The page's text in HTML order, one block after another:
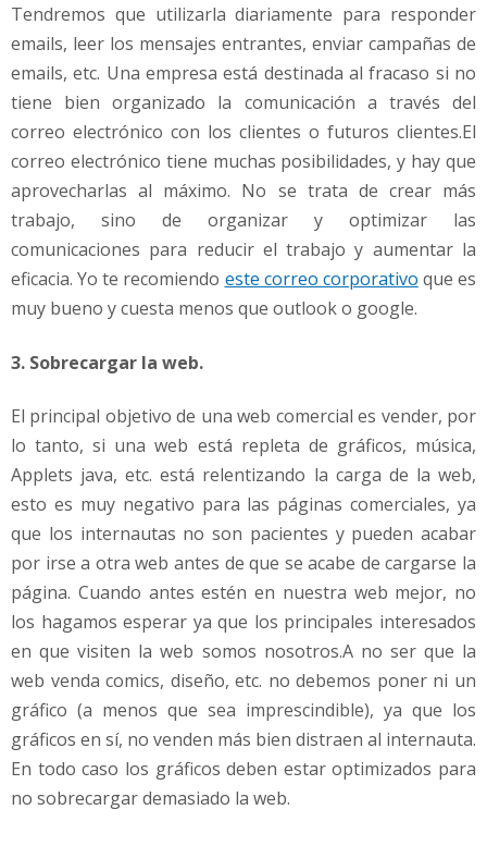
Tendremos que utilizarla diariamente para responder
emails, leer los mensajes entrantes, enviar campañas de
emails, etc. Una empresa está destinada al fracaso si no
tiene bien organizado la comunicación a través del
correo electrónico con los clientes o futuros clientes.El
correo electrónico tiene muchas posibilidades, y hay que
aprovecharlas al máximo. No se trata de crear más
trabajo, sino de organizar y optimizar las
comunicaciones para reducir el trabajo y aumentar la
eficacia. Yo te recomiendo este correo corporativo que es
muy bueno y cuesta menos que outlook o google.
3. Sobrecargar la web.
El principal objetivo de una web comercial es vender, por
lo tanto, si una web está repleta de gráficos, música,
Applets java, etc. está relentizando la carga de la web,
esto es muy negativo para las páginas comerciales, ya
que los internautas no son pacientes y pueden acabar
por irse a otra web antes de que se acabe de cargarse la
página. Cuando antes estén en nuestra web mejor, no
los hagamos esperar ya que los principales interesados
en que visiten la web somos nosotros.A no ser que la
web venda comics, diseño, etc. no debemos poner ni un
gráfico (a menos que sea imprescindible), ya que los
gráficos en sí, no venden más bien distraen al internauta.
En todo caso los gráficos deben estar optimizados para
no sobrecargar demasiado la web.